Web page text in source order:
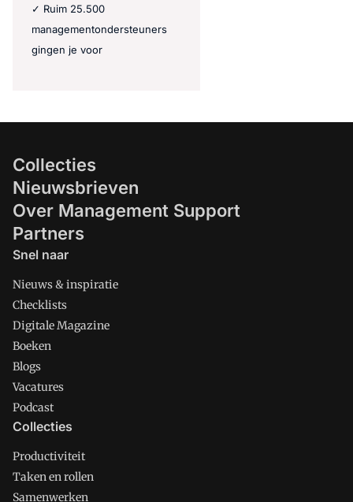
✓ Ruim 25.500
managementondersteuners
gingen je voor
Collecties
Nieuwsbrieven
Over Management Support
Partners
Snel naar
Nieuws & inspiratie
Checklists
Digitale Magazine
Boeken
Blogs
Vacatures
Podcast
Collecties
Productiviteit
Taken en rollen
Samenwerken